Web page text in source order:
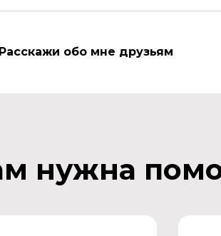
Расскажи обо мне друзьям
нужна